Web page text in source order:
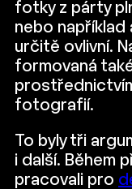
fotky z párty
nebo například
určitě ovlivní.
formovaná
fotografií.
To byly tři
i další. Během
pracovali pro